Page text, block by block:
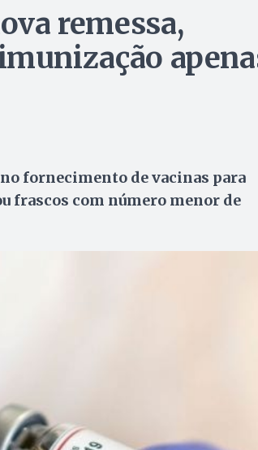
remessa,
fornecimento de vacinas para
frascos com número menor de